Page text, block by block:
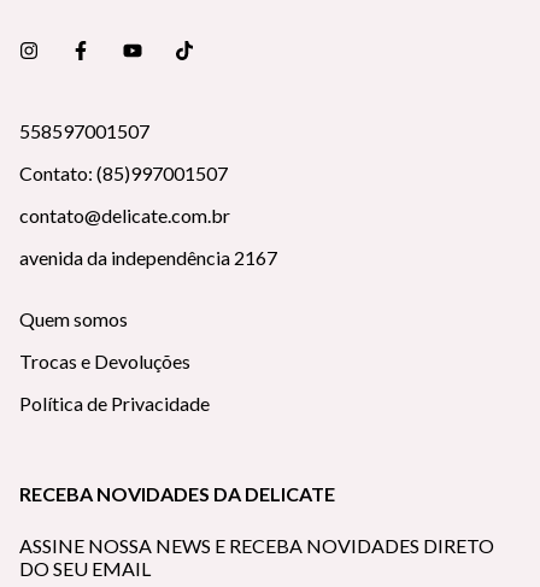
558597001507
Contato: (85)997001507
contato@delicate.com.br
avenida da independência 2167
Quem somos
Trocas e Devoluções
Política de Privacidade
RECEBA NOVIDADES DA DELICATE
ASSINE NOSSA NEWS E RECEBA NOVIDADES DIRETO
DO SEU EMAIL